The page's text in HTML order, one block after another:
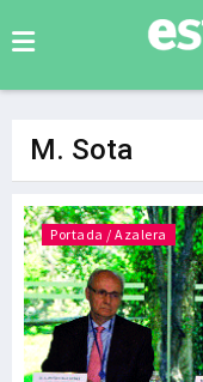
M. Sota
Portada / Azalera